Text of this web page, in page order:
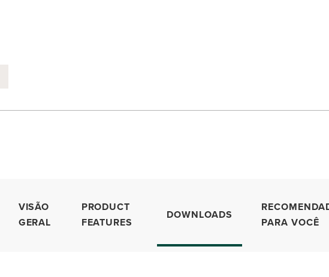
VISÃO
GERAL
PRODUCT
FEATURES
DOWNLOADS
PARA VOCÊ